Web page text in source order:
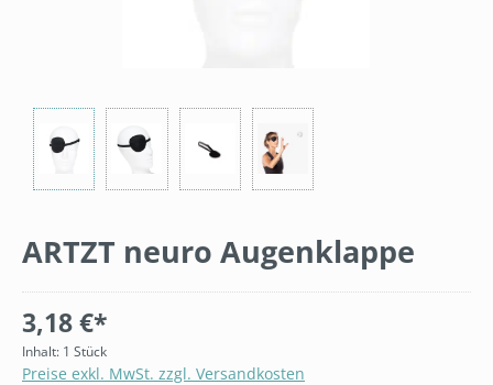
ARTZT neuro Augenklappe
3,18 €*
Inhalt: 1 Stück
Preise exkl. MwSt. zzgl. Versandkosten